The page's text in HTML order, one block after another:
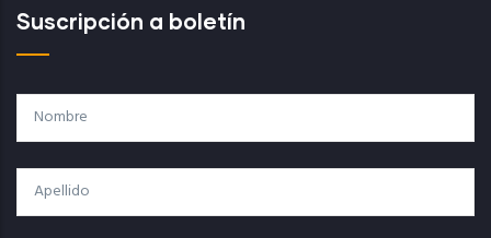
Suscripción a boletín
Nombre
Apellido